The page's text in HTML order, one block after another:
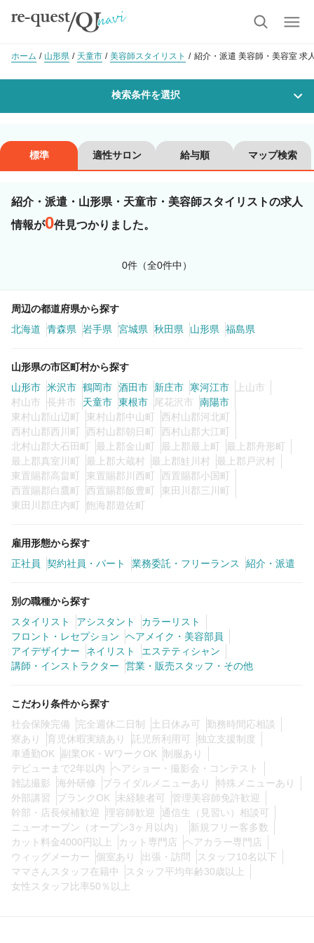
ホーム 山形県 天童市 美容師スタイリスト 紹介・派遣 美容師・美容室 求
検索条件を選択
沿線・駅を選択 市区町村を選択
天童市
美容師スタイリスト
カラーリスト フロント・レセプション
ヘアメイク・美容部員
ネイリスト エステティシャン
講師・インストラクター 営業・販売スタッフ・その他
雇用形態
正社員
業務委託・フリーランス
この条件の求人数0 件
標準 適性サロン 給与順 マップ検索
紹介・派遣・山形県・天童市・美容師スタイリストの求人
情報が0件見つかりました。
0件（全0件中）
周辺の都道府県から探す
北海道
青森県 岩手県 宮城県 秋田県 山形県 福島県
山形県の市区町村から探す
山形市 米沢市 鶴岡市 酒田市 新庄市 寒河江市
上山市
村山市
長井市 天童市 東根市 尾花沢市
南陽市
東村山郡山辺町
東村山郡中山町
西村山郡河北町
西村山郡西川町
西村山郡朝日町
西村山郡大江町
北村山郡大石田町
最上郡金山町 最上郡最上町
最上郡舟形町
最上郡真室川町
最上郡大蔵村 最上郡鮭川村
最上郡戸沢村
東置賜郡高畠町
東置賜郡川西町
西置賜郡小国町
西置賜郡白鷹町
西置賜郡飯豊町
東田川郡三川町
東田川郡庄内町
飽海郡遊佐町
雇用形態から探す
正社員
契約社員・パート 業務委託・フリーランス 紹介・派遣
別の職種から探す
スタイリスト
アシスタント
カラーリスト
フロント・レセプション
ヘアメイク・美容部員
アイデザイナー
ネイリスト
エステティシャン
講師・インストラクター
営業・販売スタッフ・その他
こだわり条件から探す
社会保険完備
完全週休二日制 土日休み可
勤務時間応相談
寮あり
育児休暇実績あり 託児所利用可
独立支援制度
車通勤OK
副業OK・WワークOK
制服あり
デビューまで2年以内
ヘアショー・撮影会・コンテスト
雑誌撮影
海外研修 ブライダルメニューあり
特殊メニューあり
外部講習
ブランクOK 未経験者可
管理美容師免許歓迎
幹部・店長候補歓迎
理容師歓迎
通信生（見習い）相談可
ニューオープン（オープン3ヶ月以内）
新規フリー客多数
カット料金4000円以上
カット専門店
ヘアカラー専門店
ウィッグメーカー
個室あり 出張・訪問
スタッフ10名以下
ママさんスタッフ在籍中
スタッフ平均年齢30歳以上
女性スタッフ比率50％以上